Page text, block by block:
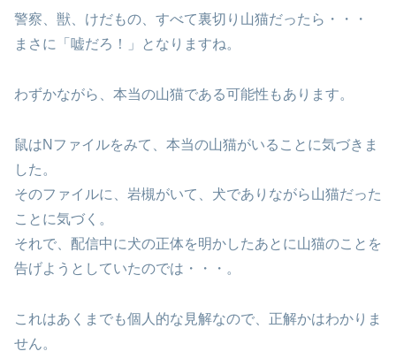
警察、獣、けだもの、すべて裏切り山猫だったら・・・
まさに「嘘だろ！」となりますね。
わずかながら、本当の山猫である可能性もあります。
鼠はNファイルをみて、本当の山猫がいることに気づきま
した。
そのファイルに、岩槻がいて、犬でありながら山猫だった
ことに気づく。
それで、配信中に犬の正体を明かしたあとに山猫のことを
告げようとしていたのでは・・・。
これはあくまでも個人的な見解なので、正解かはわかりま
せん。